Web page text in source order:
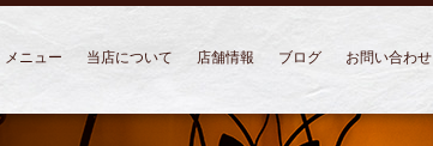
メニュー 当店について 店舗情報 ブログ お問い合わせ